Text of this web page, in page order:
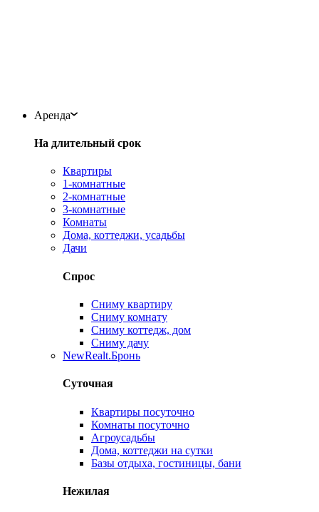
Аренда
На длительный срок
Квартиры
1-комнатные
2-комнатные
3-комнатные
Комнаты
Дома, коттеджи, усадьбы
Дачи
Спрос
Сниму квартиру
Сниму комнату
Сниму коттедж, дом
Сниму дачу
NewRealt.Бронь
Суточная
Квартиры посуточно
Комнаты посуточно
Агроусадьбы
Дома, коттеджи на сутки
Базы отдыха, гостиницы, бани
Нежилая